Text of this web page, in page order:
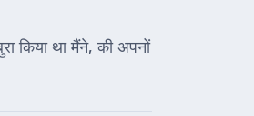
किया था मैंने, की अपनों